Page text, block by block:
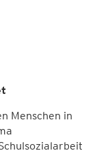
Menschen in